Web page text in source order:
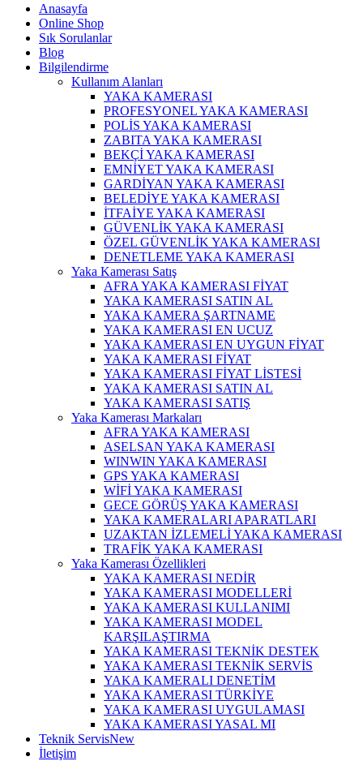
Anasayfa
Online Shop
Sık Sorulanlar
Blog
Bilgilendirme
Kullanım Alanları
YAKA KAMERASI
PROFESYONEL YAKA KAMERASI
POLİS YAKA KAMERASI
ZABITA YAKA KAMERASI
BEKÇİ YAKA KAMERASI
EMNİYET YAKA KAMERASI
GARDİYAN YAKA KAMERASI
BELEDİYE YAKA KAMERASI
İTFAİYE YAKA KAMERASI
GÜVENLİK YAKA KAMERASI
ÖZEL GÜVENLİK YAKA KAMERASI
DENETLEME YAKA KAMERASI
Yaka Kamerası Satış
AFRA YAKA KAMERASI FİYAT
YAKA KAMERASI SATIN AL
YAKA KAMERA ŞARTNAME
YAKA KAMERASI EN UCUZ
YAKA KAMERASI EN UYGUN FİYAT
YAKA KAMERASI FİYAT
YAKA KAMERASI FİYAT LİSTESİ
YAKA KAMERASI SATIN AL
YAKA KAMERASI SATIŞ
Yaka Kamerası Markaları
AFRA YAKA KAMERASI
ASELSAN YAKA KAMERASI
WINWIN YAKA KAMERASI
GPS YAKA KAMERASI
WİFİ YAKA KAMERASI
GECE GÖRÜŞ YAKA KAMERASI
YAKA KAMERALARI APARATLARI
UZAKTAN İZLEMELİ YAKA KAMERASI
TRAFİK YAKA KAMERASI
Yaka Kamerası Özellikleri
YAKA KAMERASI NEDİR
YAKA KAMERASI MODELLERİ
YAKA KAMERASI KULLANIMI
YAKA KAMERASI MODEL
KARŞILAŞTIRMA
YAKA KAMERASI TEKNİK DESTEK
YAKA KAMERASI TEKNİK SERVİS
YAKA KAMERALI DENETİM
YAKA KAMERASI TÜRKİYE
YAKA KAMERASI UYGULAMASI
YAKA KAMERASI YASAL MI
Teknik ServisNew
İletişim